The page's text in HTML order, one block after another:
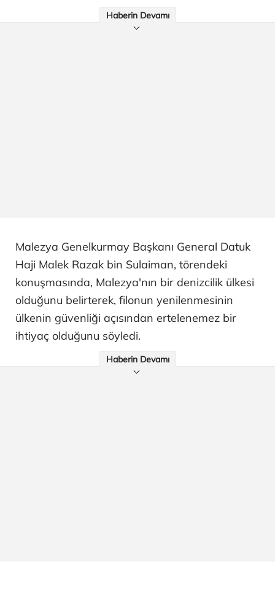
Haberin Devamı
Malezya Genelkurmay Başkanı General Datuk
Haji Malek Razak bin Sulaiman, törendeki
konuşmasında, Malezya'nın bir denizcilik ülkesi
olduğunu belirterek, filonun yenilenmesinin
ülkenin güvenliği açısından ertelenemez bir
ihtiyaç olduğunu söyledi.
Haberin Devamı